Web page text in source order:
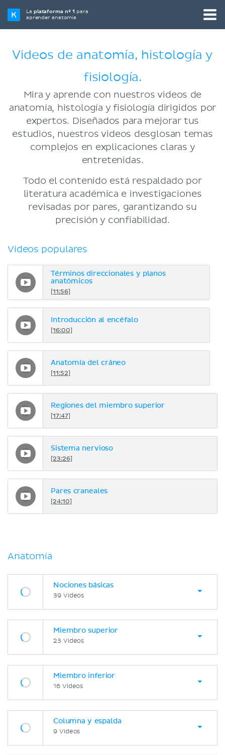
Laplataforma nº 1 para
aprender anatomía
Videos de anatomía, histología y
fisiología.
Mira y aprende con nuestros videos de
anatomía, histología y fisiología dirigidos por
expertos. Diseñados para mejorar tus
estudios, nuestros videos desglosan temas
complejos en explicaciones claras y
entretenidas.
Todo el contenido está respaldado por
literatura académica e investigaciones
revisadas por pares, garantizando su
precisión y confiabilidad.
Videos populares
Términos direccionales y planos
anatómicos
[11:56]
Introducción al encéfalo
[16:00]
Anatomía del cráneo
[11:52]
Regiones del miembro superior
[17:47]
Sistema nervioso
[23:26]
Pares craneales
[24:10]
Anatomía
Nociones básicas
39 Videos
Miembro superior
23 Videos
Miembro inferior
16 Videos
Columna y espalda
9 Videos